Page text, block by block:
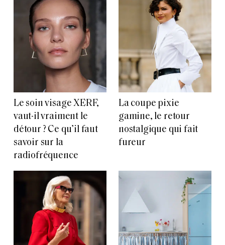
Le soin visage XERF,
vaut-il vraiment le
détour ? Ce qu’il faut
savoir sur la
radiofréquence
La coupe pixie
gamine, le retour
nostalgique qui fait
fureur